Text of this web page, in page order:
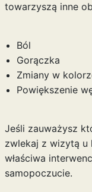
towarzyszą inne
Ból
Gorączka
Zmiany w
Powiększenie
Jeśli zauważysz
zwlekaj z wizytą u
właściwa
samopoczucie.